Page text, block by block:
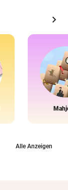
chevron_right
Alle Anzeigen